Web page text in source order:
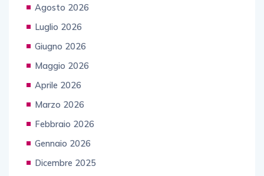
Agosto 2026
Luglio 2026
Giugno 2026
Maggio 2026
Aprile 2026
Marzo 2026
Febbraio 2026
Gennaio 2026
Dicembre 2025